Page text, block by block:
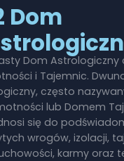
Dom
Dom Astrologiczny
i Tajemnic.
często
lub Domem
się do
wrogów, izolacji,
karmy oraz